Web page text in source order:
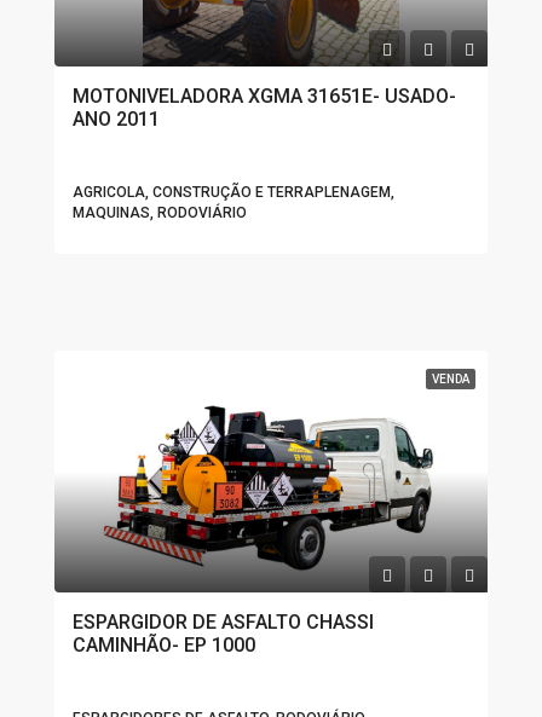
MOTONIVELADORA XGMA 31651E- USADO-
ANO 2011
AGRICOLA, CONSTRUÇÃO E TERRAPLENAGEM,
MAQUINAS, RODOVIÁRIO
VENDA
ESPARGIDOR DE ASFALTO CHASSI
CAMINHÃO- EP 1000